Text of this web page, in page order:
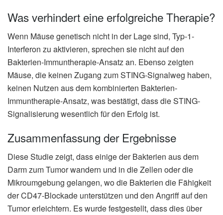
Was verhindert eine erfolgreiche Therapie?
Wenn Mäuse genetisch nicht in der Lage sind, Typ-1-
Interferon zu aktivieren, sprechen sie nicht auf den
Bakterien-Immuntherapie-Ansatz an. Ebenso zeigten
Mäuse, die keinen Zugang zum STING-Signalweg haben,
keinen Nutzen aus dem kombinierten Bakterien-
Immuntherapie-Ansatz, was bestätigt, dass die STING-
Signalisierung wesentlich für den Erfolg ist.
Zusammenfassung der Ergebnisse
Diese Studie zeigt, dass einige der Bakterien aus dem
Darm zum Tumor wandern und in die Zellen oder die
Mikroumgebung gelangen, wo die Bakterien die Fähigkeit
der CD47-Blockade unterstützen und den Angriff auf den
Tumor erleichtern. Es wurde festgestellt, dass dies über